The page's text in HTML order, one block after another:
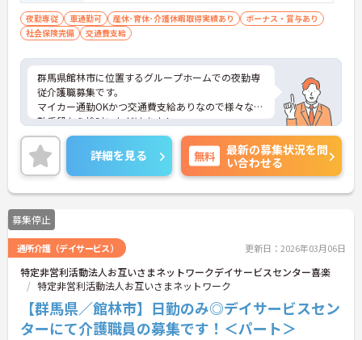
夜勤専従 車通勤可 産休･育休･介護休暇取得実績あり
ボーナス・賞与あり
社会保険完備
交通費支給
群馬県館林市に位置するグループホームでの夜勤専
従介護職募集です。
マイカー通勤OKかつ交通費支給ありなので様々な通
勤手段から検討いただけます！
ご興味のある方はご面接のポイントお伝えしますの
でご気軽にお問合せください。
詳細を見る 無料
最新の募集状況を問
い合わせる
募集停止
通所介護（デイサービス） 更新日：2026年03月06日
特定非営利活動法人お互いさまネットワークデイサービスセンター喜楽
特定非営利活動法人お互いさまネットワーク
【群馬県／館林市】日勤のみ◎デイサービスセン
ターにて介護職員の募集です！＜パート＞